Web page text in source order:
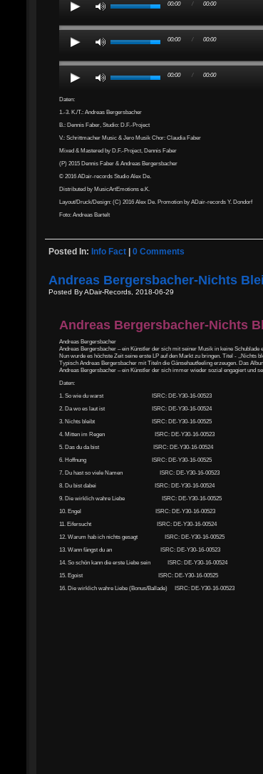
00:00 / 00:00
00:00 / 00:00
00:00 / 00:00
Daten:
1.-3. K./T.: Andreas Bergersbacher
B.: Dennis Faber, Studio: D.F.-Project
V.: Schrittmacher Music & Jero Musik Chor: Claudia Faber
Mixed & Mastered by D.F.-Project, Dennis Faber
(P) 2015 Dennis Faber & Andreas Bergersbacher
© 2016 ADair-records Studio Alex De.
Distributed by MusicArtEmotions e.K.
Layout/Druck/Design: (C) 2016 Alex De. Promotion by ADair-records Y. Dondorf
Foto: Andreas Bartelt
Posted In: Info Fact 0 Comments
Andreas Bergersbacher-Nichts
Posted By ADair-Records, 2018-06-29
Andreas Bergersbacher-Nichts
Andreas Bergersbacher
Andreas Bergersbacher – ein Künstler der sich mit seiner Musik in keine
Nun wurde es höchste Zeit seine erste LP auf den Markt zu bringen. Titel - ,,Nichts
Typisch Andreas Bergersbacher mit Titeln die Gänsehautfeeling erzeugen. Das
Andreas Bergersbacher – ein Künstler der sich immer wieder sozial engagiert und
Daten:
1. So wie du warst ISRC: DE-Y30-16-
2. Da wo es laut ist ISRC: DE-Y30-16-00524
3. Nichts bleibt ISRC: DE-Y30-16-00525
4. Mitten im Regen ISRC: DE-Y30-16-00523
5. Das du da bist ISRC: DE-Y30-16-00524
6. Hoffnung ISRC: DE-Y30-16-00525
7. Du hast so viele Namen ISRC: DE-Y30-16-00523
8. Du bist dabei ISRC: DE-Y30-16-00524
9. Die wirklich wahre Liebe ISRC: DE-Y30-16-00525
10. Engel ISRC: DE-Y30-16-00523
11. Eifersucht ISRC: DE-Y30-16-00524
12. Warum hab ich nichts gesagt ISRC: DE-Y30-16-00525
13. Wann fängst du an ISRC: DE-Y30-16-00523
14. So schön kann die erste Liebe sein ISRC: DE-Y30-16-00524
15. Egoist ISRC: DE-Y30-16-00525
16. Die wirklich wahre Liebe (Bonus/Ballade) ISRC: DE-Y30-16-00523